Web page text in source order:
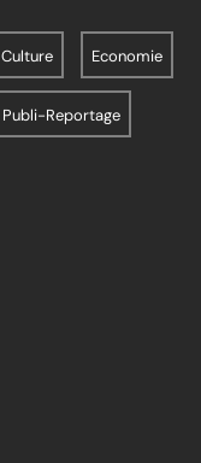
Culture Economie
Publi-Reportage